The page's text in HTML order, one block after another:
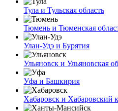
Тула и Тульская область
Тюмень и Тюменская
Улан-Удэ и Бурятия
Ульяновск и Ульяновская
Уфа и Башкирия
Хабаровск и Хабаровский